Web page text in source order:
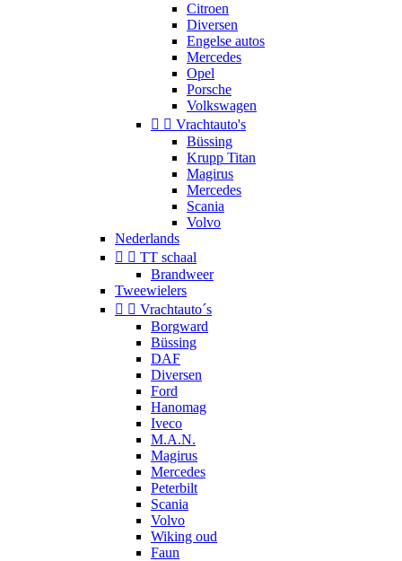
Citroen
Diversen
Engelse autos
Mercedes
Opel
Porsche
Volkswagen
  Vrachtauto's
Büssing
Krupp Titan
Magirus
Mercedes
Scania
Volvo
Nederlands
  TT schaal
Brandweer
Tweewielers
  Vrachtauto´s
Borgward
Büssing
DAF
Diversen
Ford
Hanomag
Iveco
M.A.N.
Magirus
Mercedes
Peterbilt
Scania
Volvo
Wiking oud
Faun